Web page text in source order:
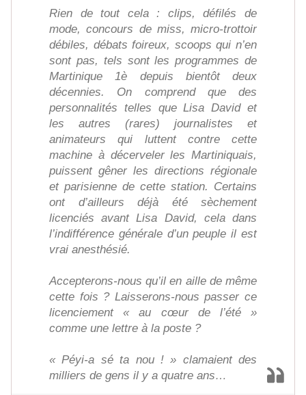
Rien de tout cela : clips, défilés de
mode, concours de miss, micro-trottoir
débiles, débats foireux, scoops qui n’en
sont pas, tels sont les programmes de
Martinique 1è depuis bientôt deux
décennies. On comprend que des
personnalités telles que Lisa David et
les autres (rares) journalistes et
animateurs qui luttent contre cette
machine à décerveler les Martiniquais,
puissent gêner les directions régionale
et parisienne de cette station. Certains
ont d’ailleurs déjà été sèchement
licenciés avant Lisa David, cela dans
l’indifférence générale d’un peuple il est
vrai anesthésié.
Accepterons-nous qu’il en aille de même
cette fois ? Laisserons-nous passer ce
licenciement « au cœur de l’été »
comme une lettre à la poste ?
« Péyi-a sé ta nou ! » clamaient des
milliers de gens il y a quatre ans…